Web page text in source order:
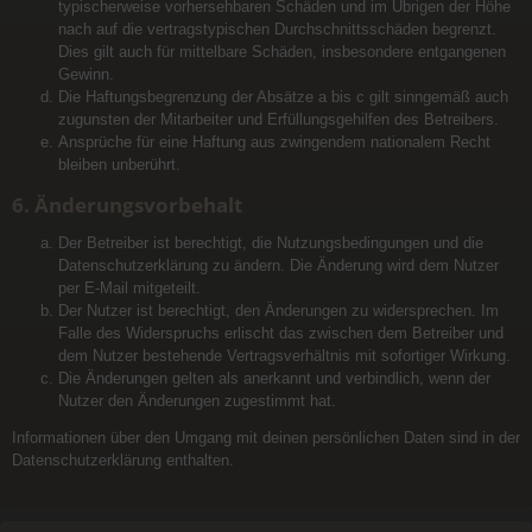
typischerweise vorhersehbaren Schäden und im Übrigen der Höhe
nach auf die vertragstypischen Durchschnittsschäden begrenzt.
Dies gilt auch für mittelbare Schäden, insbesondere entgangenen
Gewinn.
Die Haftungsbegrenzung der Absätze a bis c gilt sinngemäß auch
zugunsten der Mitarbeiter und Erfüllungsgehilfen des Betreibers.
Ansprüche für eine Haftung aus zwingendem nationalem Recht
bleiben unberührt.
6. Änderungsvorbehalt
Der Betreiber ist berechtigt, die Nutzungsbedingungen und die
Datenschutzerklärung zu ändern. Die Änderung wird dem Nutzer
per E-Mail mitgeteilt.
Der Nutzer ist berechtigt, den Änderungen zu widersprechen. Im
Falle des Widerspruchs erlischt das zwischen dem Betreiber und
dem Nutzer bestehende Vertragsverhältnis mit sofortiger Wirkung.
Die Änderungen gelten als anerkannt und verbindlich, wenn der
Nutzer den Änderungen zugestimmt hat.
Informationen über den Umgang mit deinen persönlichen Daten sind in der
Datenschutzerklärung enthalten.